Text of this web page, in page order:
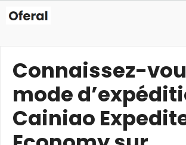
Connaissez-
mode
Cainiao